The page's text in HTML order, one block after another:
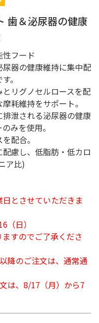
歯＆泌尿器の健康
フード
尿器の健康維持に集中配
。
リグノセルロースを配
耗維持をサポート。
排泄される泌尿器の健康
みを使用。
配合。
慮し、低脂肪・低カロ
ア比)
とさせていただきま
（日）
すのでご了承くださ
降のご注文は、通常通
は、8/17（月）から7